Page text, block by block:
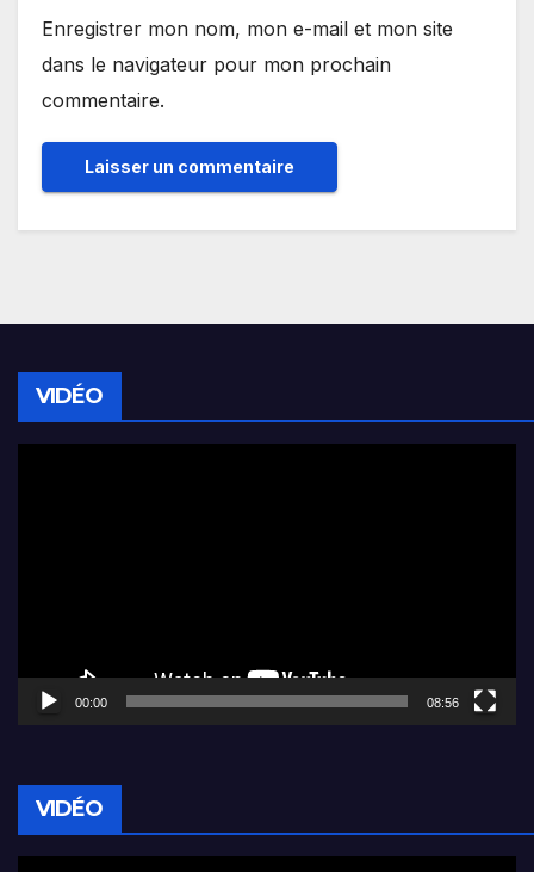
Enregistrer mon nom, mon e-mail et mon site
dans le navigateur pour mon prochain
commentaire.
VIDÉO
00:00 08:56
VIDÉO